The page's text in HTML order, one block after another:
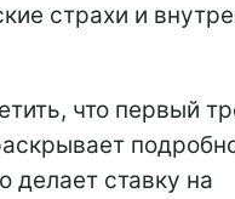
страхи и
что первый
делает ставку на